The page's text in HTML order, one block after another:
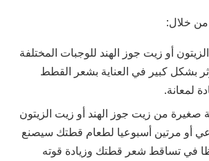
من خلال:
أو زيت جوز الهند للوجبات المختلفة
بشكل كبير في العناية بشعر القطط
لمعانة.
صغيرة من زيت جوز الهند أو زيت الزيتون
أو مرتين أسبوعيا لطعام قطتك سيصنع
في تساقط شعر قطتك وزيادة قوته